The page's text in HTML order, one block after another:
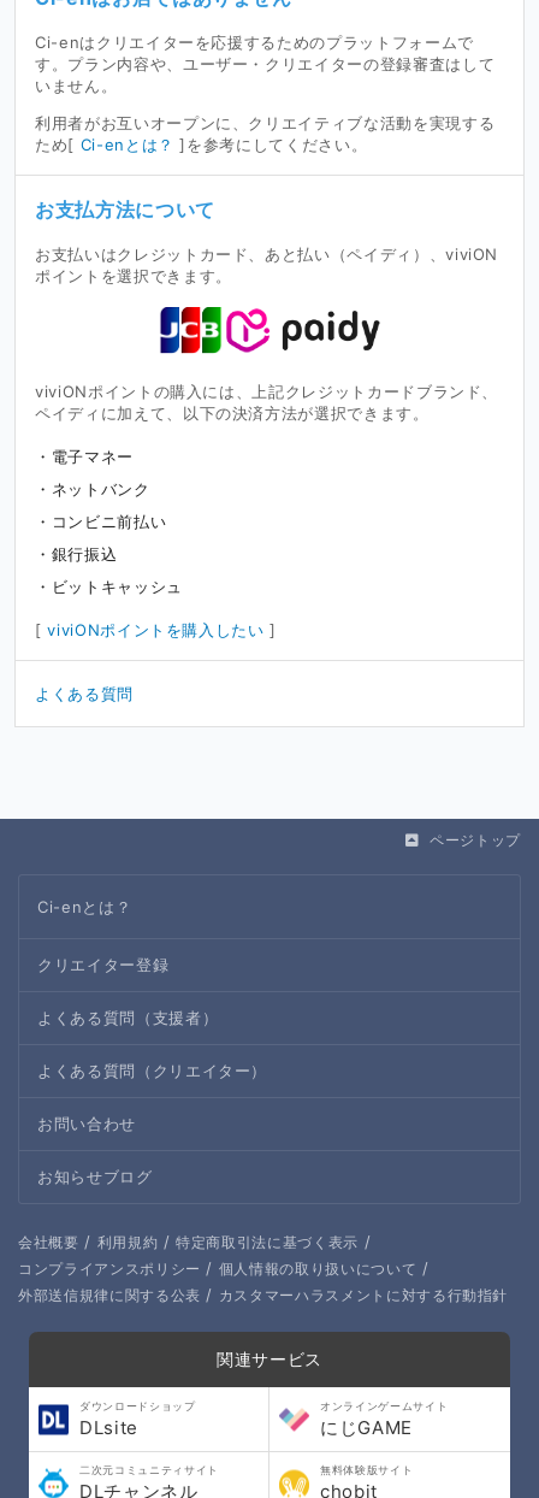
Ci-enはクリエイターを応援するためのプラットフォームで
す。プラン内容や、ユーザー・クリエイターの登録審査はして
いません。
利用者がお互いオープンに、クリエイティブな活動を実現する
ため[ Ci-enとは？ ]を参考にしてください。
お支払方法について
お支払いはクレジットカード、あと払い（ペイディ）、viviON
ポイントを選択できます。
viviONポイントの購入には、上記クレジットカードブランド、
ペイディに加えて、以下の決済方法が選択できます。
電子マネー
ネットバンク
コンビニ前払い
銀行振込
ビットキャッシュ
[viviONポイントを購入したい ]
よくある質問
ページトップ
Ci-enとは？
クリエイター登録
よくある質問（支援者）
よくある質問（クリエイター）
お問い合わせ
お知らせブログ
会社概要 / 利用規約 / 特定商取引法に基づく表示 /
コンプライアンスポリシー / 個人情報の取り扱いについて /
外部送信規律に関する公表 / カスタマーハラスメントに対する行動指針
関連サービス
ダウンロードショップ
DLsite
オンラインゲームサイト
にじGAME
二次元コミュニティサイト
DLチャンネル
無料体験版サイト
chobit